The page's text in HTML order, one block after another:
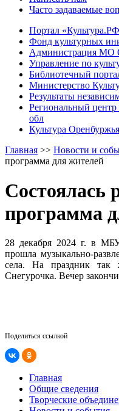
Часто задаваемые
Портал
Фонд культурных
Администрация МО
Управление по
Библиотечный
Министерство
Результаты
Региональный центр
обл
Культура Оренбуржья
Главная >> Новости и
программа для жителей
Состоялась
программа
28 декабря 2024 г. в
прошла музыкально-
села. На праздник так
Снегурочка. Вечер
Поделиться ссылкой
Главная
Общие сведения
Творческие